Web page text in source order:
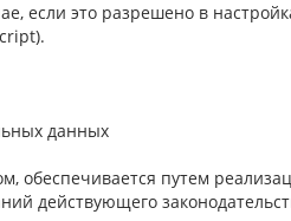
если это разрешено в
данных
обеспечивается путем
действующего